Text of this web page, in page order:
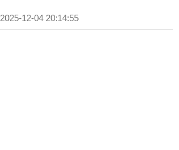
2025-12-04 20:14:55